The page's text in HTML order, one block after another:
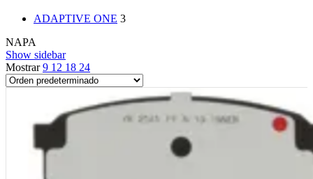
ADAPTIVE ONE 3
NAPA
Show sidebar
Mostrar9 12 18 24